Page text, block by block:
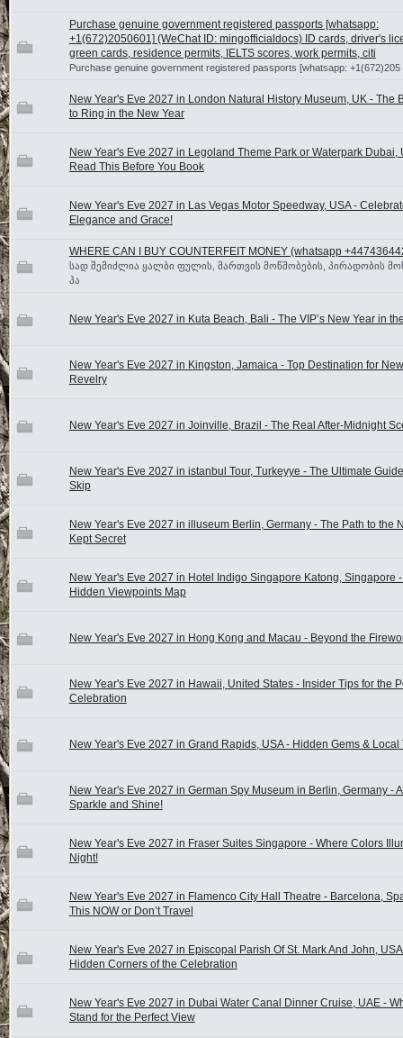
Purchase genuine government registered passports [whatsapp:
+1(672)2050601] (WeChat ID: mingofficialdocs) ID cards, driver's
green cards, residence permits, IELTS scores, work permits, citi
Purchase genuine government registered passports [whatsapp: +1(672)205
New Year's Eve 2027 in London Natural History Museum, UK - The
to Ring in the New Year
New Year's Eve 2027 in Legoland Theme Park or Waterpark Dubai,
Read This Before You Book
New Year's Eve 2027 in Las Vegas Motor Speedway, USA -
Elegance and Grace!
WHERE CAN I BUY COUNTERFEIT MONEY (‪whatsapp
სად შემიძლია ყალბი ფულის, მართვის მოწმობების, პირადობის
პა
New Year's Eve 2027 in Kuta Beach, Bali - The VIP’s New Year in
New Year's Eve 2027 in Kingston, Jamaica - Top Destination for
Revelry
New Year's Eve 2027 in Joinville, Brazil - The Real After-Midnight
New Year's Eve 2027 in istanbul Tour, Turkeyye - The Ultimate
Skip
New Year's Eve 2027 in illuseum Berlin, Germany - The Path to the
Kept Secret
New Year's Eve 2027 in Hotel Indigo Singapore Katong, Singapore
Hidden Viewpoints Map
New Year's Eve 2027 in Hong Kong and Macau - Beyond the
New Year's Eve 2027 in Hawaii, United States - Insider Tips for the
Celebration
New Year's Eve 2027 in Grand Rapids, USA - Hidden Gems & Local
New Year's Eve 2027 in German Spy Museum in Berlin, Germany -
Sparkle and Shine!
New Year's Eve 2027 in Fraser Suites Singapore - Where Colors
Night!
New Year's Eve 2027 in Flamenco City Hall Theatre - Barcelona,
This NOW or Don’t Travel
New Year's Eve 2027 in Episcopal Parish Of St. Mark And John,
Hidden Corners of the Celebration
New Year's Eve 2027 in Dubai Water Canal Dinner Cruise, UAE -
Stand for the Perfect View